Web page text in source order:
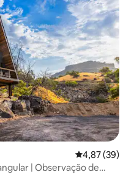
4,87 de uma
4,87 (39)
| Observação de